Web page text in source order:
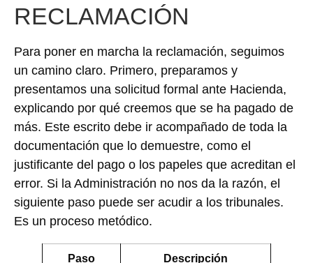
RECLAMACIÓN
Para poner en marcha la reclamación, seguimos
un camino claro. Primero, preparamos y
presentamos una solicitud formal ante Hacienda,
explicando por qué creemos que se ha pagado de
más. Este escrito debe ir acompañado de toda la
documentación que lo demuestre, como el
justificante del pago o los papeles que acreditan el
error. Si la Administración no nos da la razón, el
siguiente paso puede ser acudir a los tribunales.
Es un proceso metódico.
Paso Descripción